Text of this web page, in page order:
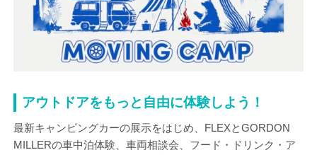
アウトドアをもっと自由に体験しよう！
最新キャンピングカーの展示をはじめ、FLEXとGORDON
MILLERの車中泊体験、車両相談会、フード・ドリンク・ア